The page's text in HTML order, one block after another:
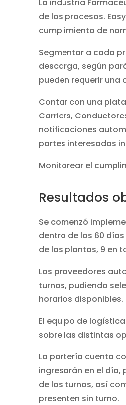
La industria
de los procesos.
cumplimiento de
Segmentar a cada
descarga, según
pueden requerir una
Contar con una
Carriers,
notificaciones
partes interesadas
Monitorear el
Resultados
Se comenzó
dentro de los 60
de las plantas, 9 en
Los proveedores
turnos, pudiendo
horarios disponibles.
El equipo de
sobre las distintas
La portería cuenta
ingresarán en el día,
de los turnos, así
presenten sin turno.